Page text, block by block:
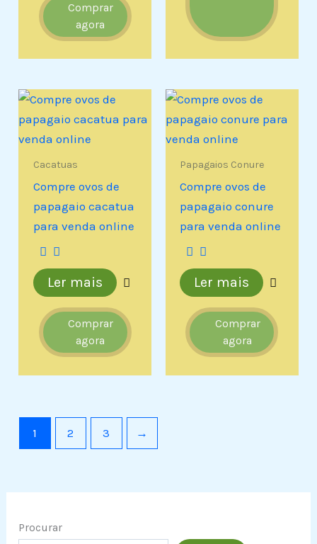
Procurar
Comprar
agora
Cacatuas
Compre ovos de
papagaio cacatua
para venda online
Ler mais
Comprar
agora
Papagaios Conure
Compre ovos de
papagaio conure
para venda online
Ler mais
Comprar
agora
1 2 3 →